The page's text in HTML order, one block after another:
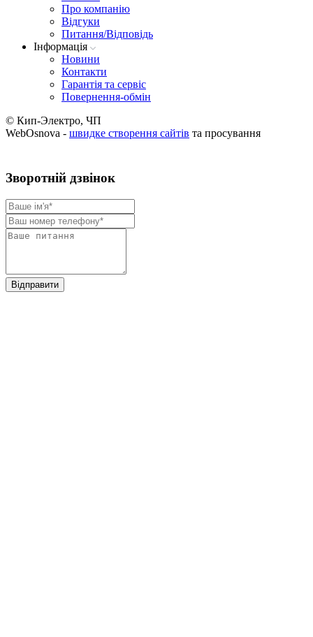
Про компанію
Вiдгуки
Питання/Відповідь
Iнформацiя
Новини
Контакти
Гарантія та сервіс
Повернення-обмін
© Кип-Электро, ЧП
WebOsnova - швидке створення сайтів та просування
Зворотнiй дзвiнок